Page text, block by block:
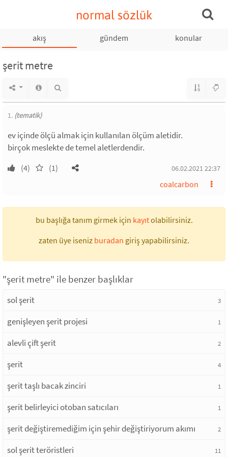
normal sözlük
akış gündem konular
şerit metre
1. (tematik)
ev içinde ölçü almak için kullanılan ölçüm aletidir.
birçok meslekte de temel aletlerdendir.
(4) (1) 06.02.2021 22:37
coalcarbon
bu başlığa tanım girmek için kayıtolabilirsiniz.
zaten üye iseniz buradan giriş yapabilirsiniz.
"şerit metre" ile benzer başlıklar
sol şerit 3
genişleyen şerit projesi 1
alevli çift şerit 2
şerit 4
şerit taşlı bacak zinciri 1
şerit belirleyici otoban satıcıları 1
şerit değiştiremediğim için şehir değiştiriyorum akımı 2
sol şerit teröristleri 11